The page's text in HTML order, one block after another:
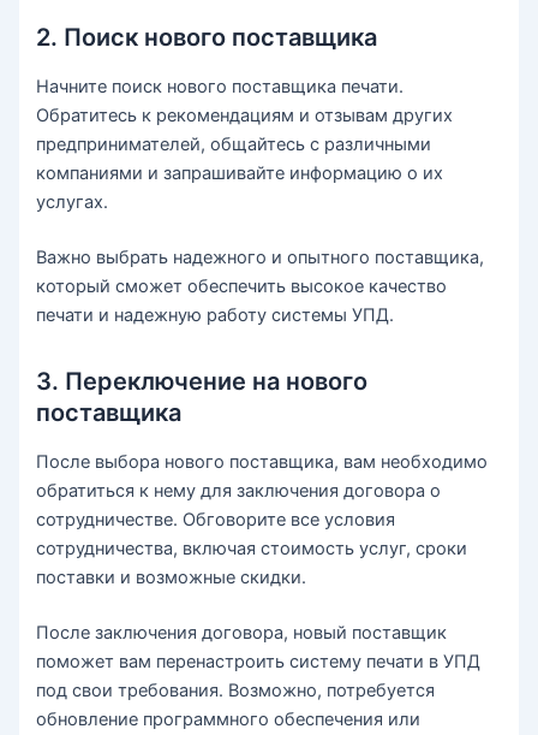
2. Поиск нового поставщика
Начните поиск нового поставщика печати.
Обратитесь к рекомендациям и отзывам других
предпринимателей, общайтесь с различными
компаниями и запрашивайте информацию о их
услугах.
Важно выбрать надежного и опытного поставщика,
который сможет обеспечить высокое качество
печати и надежную работу системы УПД.
3. Переключение на нового
поставщика
После выбора нового поставщика, вам необходимо
обратиться к нему для заключения договора о
сотрудничестве. Обговорите все условия
сотрудничества, включая стоимость услуг, сроки
поставки и возможные скидки.
После заключения договора, новый поставщик
поможет вам перенастроить систему печати в УПД
под свои требования. Возможно, потребуется
обновление программного обеспечения или